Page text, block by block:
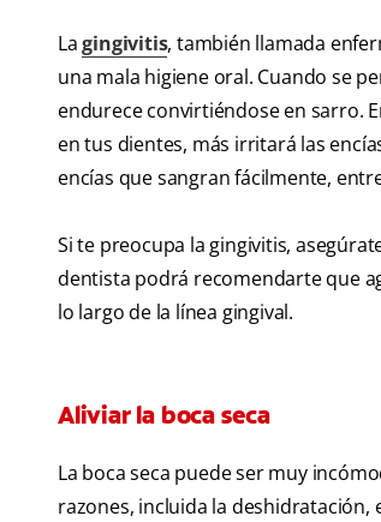
Lagingivitis, también llamada
una mala higiene oral. Cuando se
endurece convirtiéndose en sarro.
en tus dientes, más irritará las
encías que sangran fácilmente,
Si te preocupa la gingivitis,
dentista podrá recomendarte que
lo largo de la línea gingival.
Aliviar la boca seca
La boca seca puede ser muy
razones, incluida la